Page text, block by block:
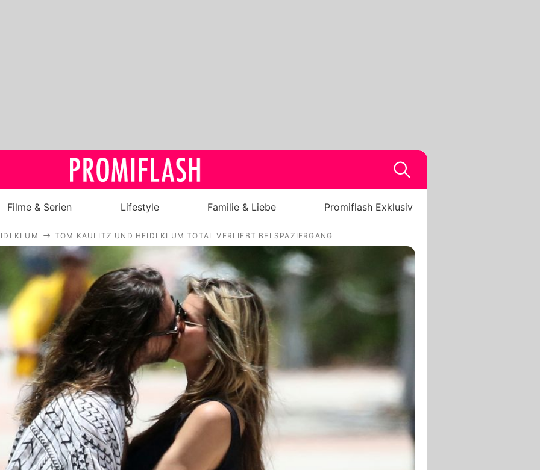
Royals
Stars
Filme & Serien
Lifestyle
Familie & Liebe
Promiflash Exklusiv
Alle Themen auf Promiflash
Jobs
App runterladen
Filme & Serien Lifestyle Familie & Liebe Promiflash Exklusiv
KLUM TOM KAULITZ UND HEIDI KLUM TOTAL VERLIEBT BEI SPAZIERGANG